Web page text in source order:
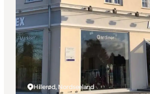
Erlebnisse
Geschmack
Unterkünfte
Städte
Reiseplanung
Hillerød, Nordseeland